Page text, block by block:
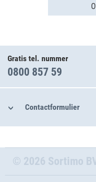
Gratis tel. nummer
0800 857 59
Contactformulier
© 2026 Sortimo